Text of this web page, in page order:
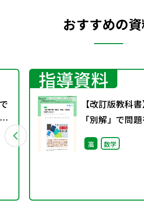
おすすめの
指導資料
【改訂版教科
「別解」で問
に捉える！
高 数学